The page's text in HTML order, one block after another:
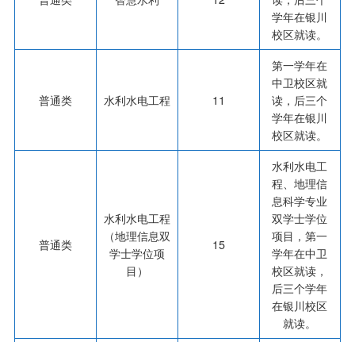
学年在银川
校区就读。
普通类 水利水电工程 11
第一学年在
中卫校区就
读，后三个
学年在银川
校区就读。
普通类
水利水电工程
（地理信息双
学士学位项
目）
15
水利水电工
程、地理信
息科学专业
双学士学位
项目，第一
学年在中卫
校区就读，
后三个学年
在银川校区
就读。